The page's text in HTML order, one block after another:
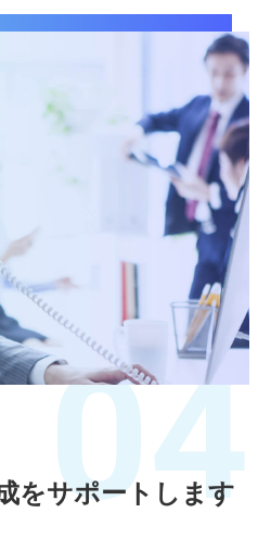
をサポートします
04